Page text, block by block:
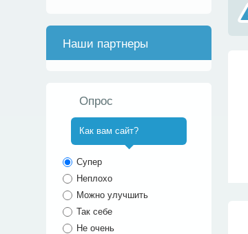
Наши партнеры
Опрос
Как вам сайт?
Супер
Неплохо
Можно улучшить
Так себе
Не очень